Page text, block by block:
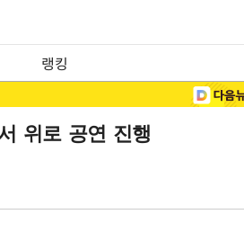
랭킹
위로 공연 진행